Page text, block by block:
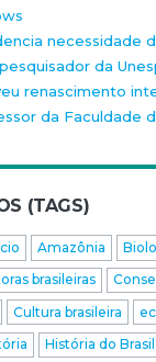
necessidade
da
renascimento
da Faculdade
(TAGS)
Amazônia
brasileiras
Cultura brasileira
História do Brasil